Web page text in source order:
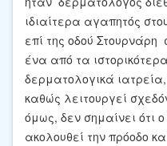
ιδιαίτερα αγαπητός
επί της οδού Στουρνάρη
ένα από τα
δερματολογικά
καθώς λειτουργεί
όμως, δεν σημαίνει ότι
ακολουθεί την πρόοδο